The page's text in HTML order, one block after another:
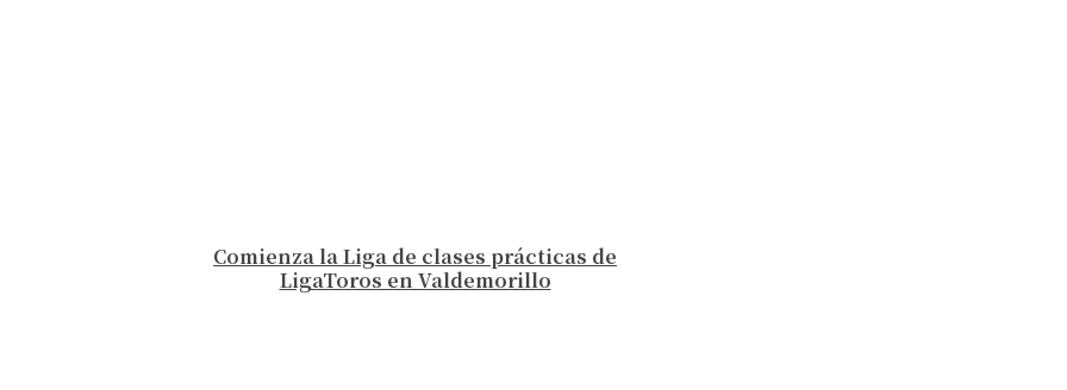
Comienza la Liga de clases prácticas de
LigaToros en Valdemorillo